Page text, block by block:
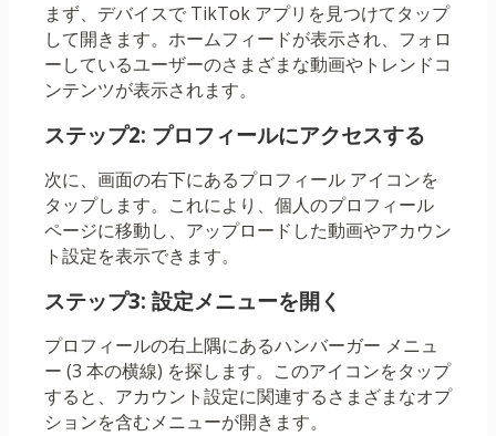
まず、デバイスで TikTok アプリを見つけてタップ
して開きます。ホームフィードが表示され、フォロ
ーしているユーザーのさまざまな動画やトレンドコ
ンテンツが表示されます。
ステップ2: プロフィールにアクセスする
次に、画面の右下にあるプロフィール アイコンを
タップします。これにより、個人のプロフィール
ページに移動し、アップロードした動画やアカウン
ト設定を表示できます。
ステップ3: 設定メニューを開く
プロフィールの右上隅にあるハンバーガー メニュ
ー (3 本の横線) を探します。このアイコンをタップ
すると、アカウント設定に関連するさまざまなオプ
ションを含むメニューが開きます。